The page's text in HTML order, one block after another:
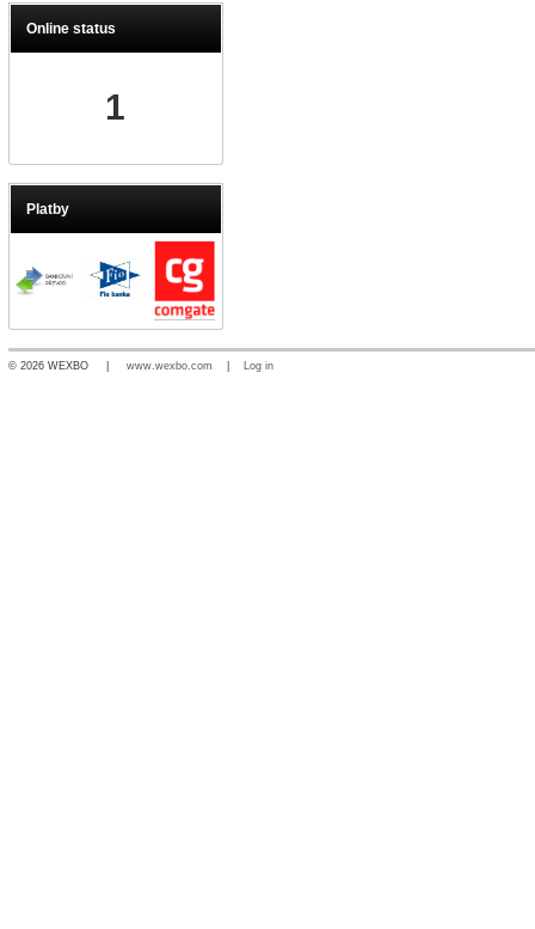
Online status
1
Platby
© 2026 WEXBO | www.wexbo.com Log in